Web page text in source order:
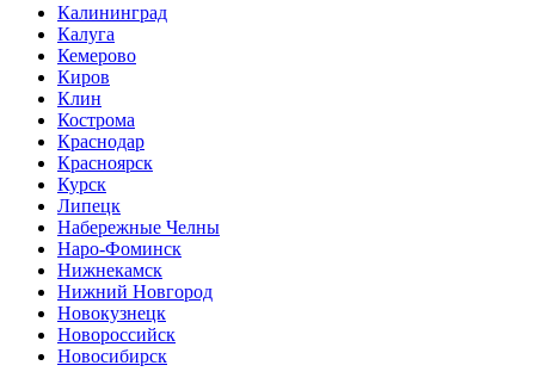
Калининград
Калуга
Кемерово
Киров
Клин
Кострома
Краснодар
Красноярск
Курск
Липецк
Набережные Челны
Наро-Фоминск
Нижнекамск
Нижний Новгород
Новокузнецк
Новороссийск
Новосибирск